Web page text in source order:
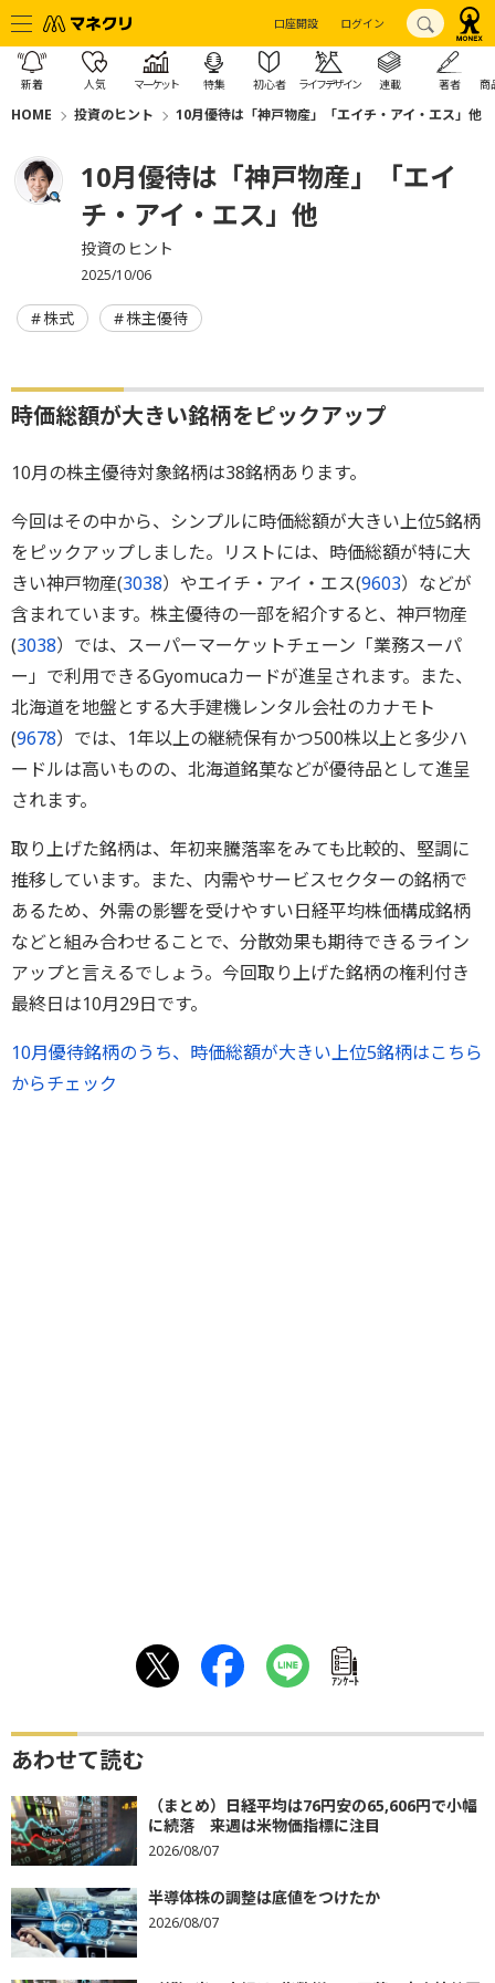
口座開設 ログイン
新着 人気 マーケット 特集 初心者 ライフデザイン 連載 著者 商
HOME 投資のヒント 10月優待は「神戸物産」「エイチ・アイ・エス」他
10月優待は「神戸物産」「エイ
チ・アイ・エス」他
投資のヒント
2025/10/06
株式 株主優待
時価総額が大きい銘柄をピックアップ
10月の株主優待対象銘柄は38銘柄あります。
今回はその中から、シンプルに時価総額が大きい上位5銘柄
をピックアップしました。リストには、時価総額が特に大
きい神戸物産(3038）やエイチ・アイ・エス(9603）などが
含まれています。株主優待の一部を紹介すると、神戸物産
(3038）では、スーパーマーケットチェーン「業務スーパ
ー」で利用できるGyomucaカードが進呈されます。また、
北海道を地盤とする大手建機レンタル会社のカナモト
(9678）では、1年以上の継続保有かつ500株以上と多少ハ
ードルは高いものの、北海道銘菓などが優待品として進呈
されます。
取り上げた銘柄は、年初来騰落率をみても比較的、堅調に
推移しています。また、内需やサービスセクターの銘柄で
あるため、外需の影響を受けやすい日経平均株価構成銘柄
などと組み合わせることで、分散効果も期待できるライン
アップと言えるでしょう。今回取り上げた銘柄の権利付き
最終日は10月29日です。
10月優待銘柄のうち、時価総額が大きい上位5銘柄はこちら
からチェック
ｱﾝｹｰﾄ
あわせて読む
（まとめ）日経平均は76円安の65,606円で小幅
に続落 来週は米物価指標に注目
2026/08/07
半導体株の調整は底値をつけたか
2026/08/07